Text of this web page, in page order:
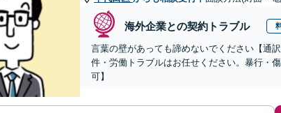
海外企業との契約トラブル
言葉の壁があっても諦めないでください【通
件・労働トラブルはお任せください。暴行・
可】